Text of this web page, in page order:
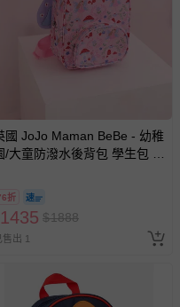
因，導致無法安排出貨，
事宜，並將提供適當補
國 JoJo Maman BeBe - 幼稚
/大童防潑水後背包 學生包 旅
折
1435 $1888
售出 1